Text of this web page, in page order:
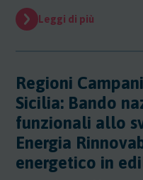
Leggi di più
Regioni
Sicilia: Bando
funzionali allo
Energia
energetico in